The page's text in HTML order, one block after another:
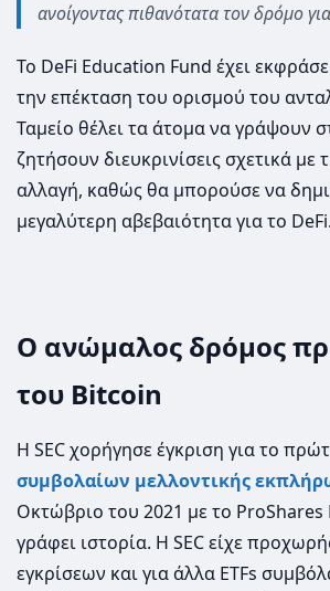
ανοίγοντας πιθανότατα τον δρόμο
Το DeFi Education Fund έχει
την επέκταση του ορισμού του
Ταμείο θέλει τα άτομα να γράψουν
ζητήσουν διευκρινίσεις σχετικά με
αλλαγή, καθώς θα μπορούσε να
μεγαλύτερη αβεβαιότητα για το DeFi.
Ο ανώμαλος δρόμος
του Bitcoin
Η SEC χορήγησε έγκριση για το
συμβολαίων μελλοντικής
Οκτώβριο του 2021 με το ProShares
γράφει ιστορία. Η SEC είχε
εγκρίσεων και για άλλα ETFs